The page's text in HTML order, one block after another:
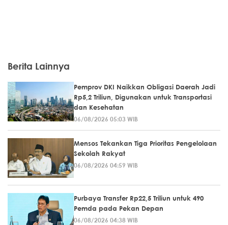
Berita Lainnya
Pemprov DKI Naikkan Obligasi Daerah Jadi
Rp5,2 Triliun, Digunakan untuk Transportasi
dan Kesehatan
06/08/2026 05:03 WIB
Mensos Tekankan Tiga Prioritas Pengelolaan
Sekolah Rakyat
06/08/2026 04:59 WIB
Purbaya Transfer Rp22,5 Triliun untuk 490
Pemda pada Pekan Depan
06/08/2026 04:38 WIB